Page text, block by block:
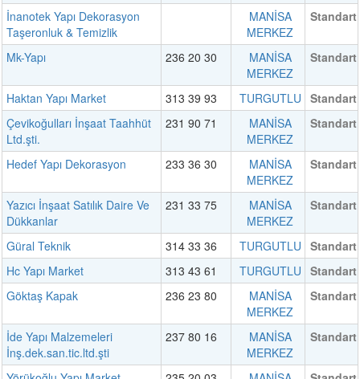
İnanotek Yapı Dekorasyon
Taşeronluk & Temizlik
MANİSA
MERKEZ
Standart
Mk-Yapı 236 20 30
MANİSA
MERKEZ
Standart
Haktan Yapı Market 313 39 93 TURGUTLU Standart
Çevikoğulları İnşaat Taahhüt
Ltd.şti.
231 90 71
MANİSA
MERKEZ
Standart
Hedef Yapı Dekorasyon 233 36 30
MANİSA
MERKEZ
Standart
Yazıcı İnşaat Satılık Daire Ve
Dükkanlar
231 33 75
MANİSA
MERKEZ
Standart
Güral Teknik 314 33 36 TURGUTLU Standart
Hc Yapı Market
313 43 61 TURGUTLU Standart
Göktaş Kapak
236 23 80
MANİSA
MERKEZ
Standart
İde Yapı Malzemeleri
İnş.dek.san.tic.ltd.şti
237 80 16
MANİSA
MERKEZ
Standart